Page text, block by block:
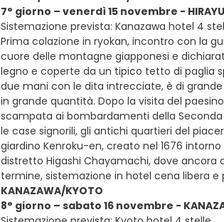
7° giorno – venerdì 15 novembre -
Sistemazione prevista: Kanazawa hotel 4
Prima colazione in ryokan, incontro con la
cuore delle montagne giapponesi e
legno e coperte da un tipico tetto di paglia
due mani con le dita intrecciate, è di
in grande quantità. Dopo la visita del
scampata ai bombardamenti della
le case signorili, gli antichi quartieri del
giardino Kenroku-en, creato nel 1676
distretto Higashi Chayamachi, dove ancora
termine, sistemazione in hotel cena libera
KANAZAWA/KYOTO
8° giorno – sabato 16 novembre -